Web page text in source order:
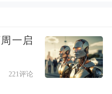
复。”他说。
在开始应贯彻灵活
决定自己什么时候
一启
221评论